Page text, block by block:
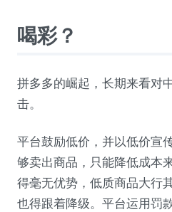
喝彩？
拼多多的崛起，长期来看对
击。
平台鼓励低价，并以低价宣
够卖出商品，只能降低成本
得毫无优势，低质商品大行
也得跟着降级。平台运用罚